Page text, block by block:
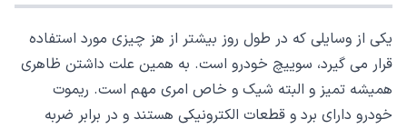
یکی از وسایلی که در طول روز بیشتر از هز چیزی مورد استفاده
قرار می گیرد، سوییچ خودرو است. به همین علت داشتن ظاهری
همیشه تمیز و البته شیک و خاص امری مهم است. ریموت
خودرو دارای برد و قطعات الکترونیکی هستند و در برابر ضربه